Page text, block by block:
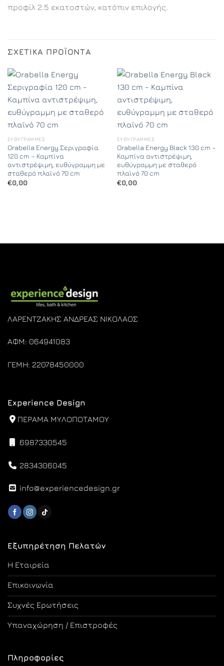
προφίλ 2.5 εκατοστών, κατόπιν επιλογής.
ΣΧΕΤΙΚΆ ΠΡΟΪΌΝΤΑ
ΕΥΘΎΓΡΑΜΜΕΣ
Orabella Energy Σεριγραφία
120 cm – Καμπίνα
αντιστρέψιμη, ευθύγραμμη με
σταθερό πλαϊνό 70 cm
€0,00
ΕΥΘΎΓΡΑΜΜΕΣ
Orabella Energy Black 130 cm –
Καμπίνα αντιστρέψιμη,
ευθύγραμμη με σταθερό
πλαϊνό 70 cm
€0,00
ΛΑΡΕΝΤΖΑΚΗΣ ΑΝΔΡΕΑΣ ΝΙΚΟΛΑΟΣ
ΑΦΜ: 064941083
ΓΕΜΗ: 22078450000
Εξυπηρέτηση Πελατών
Η Εταιρεία
Επικοινωνία
Συχνές Ερωτήσεις
Υπαναχώρηση / Επιστροφές
Πληροφορίες
Experience Design
ΠΕΡΑΜΑ ΜΥΛΟΠΟΤΑΜΟΥ
6987330545
2834306045
info@experiencedesign.gr